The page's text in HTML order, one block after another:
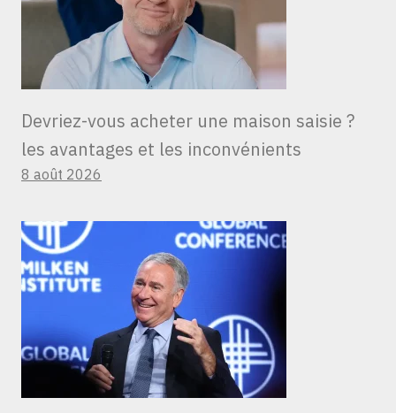
Devriez-vous acheter une maison saisie ?
les avantages et les inconvénients
8 août 2026